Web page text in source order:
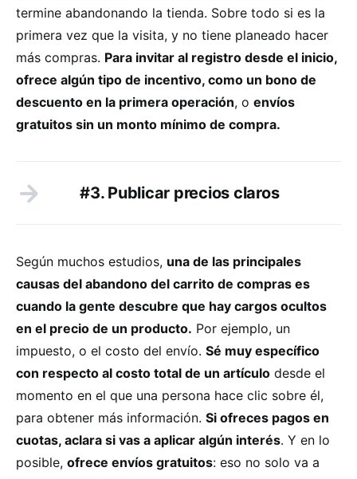
termine abandonando la tienda. Sobre todo si es la
primera vez que la visita, y no tiene planeado hacer
más compras. Para invitar al registro desde el inicio,
ofrece algún tipo de incentivo, como un bono de
descuento en la primera operación, o envíos
gratuitos sin un monto mínimo de compra.
#3. Publicar precios claros
Según muchos estudios, una de las principales
causas del abandono del carrito de compras es
cuando la gente descubre que hay cargos ocultos
en el precio de un producto. Por ejemplo, un
impuesto, o el costo del envío. Sé muy específico
con respecto al costo total de un artículo desde el
momento en el que una persona hace clic sobre él,
para obtener más información. Si ofreces pagos en
cuotas, aclara si vas a aplicar algún interés. Y en lo
posible, ofrece envíos gratuitos: eso no solo va a